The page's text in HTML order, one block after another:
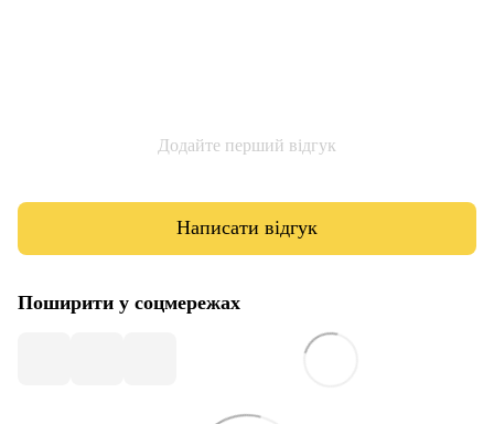
Додайте перший відгук
Написати відгук
Поширити у соцмережах